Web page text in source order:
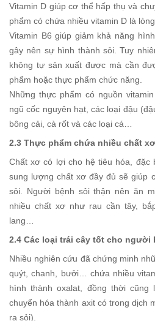
Vitamin D giúp cơ thể hấp thụ và
phẩm có chứa nhiều vitamin D là
Vitamin B6 giúp giảm khả năng
gây nên sự hình thành sỏi. Tuy
không tự sản xuất được mà cần
phẩm hoặc thực phẩm chức năng.
Những thực phẩm có nguồn
ngũ cốc nguyên hạt, các loại đậu
bông cải, cà rốt và các loại cá…
2.3 Thực phẩm chứa nhiều chất xơ
Chất xơ có lợi cho hệ tiêu hóa, đặc
sung lượng chất xơ đầy đủ sẽ giúp
sỏi. Người bệnh sỏi thận nên ăn
nhiều chất xơ như rau cần tây,
lang…
2.4 Các loại trái cây tốt cho người
Nhiều nghiên cứu đã chứng minh
quýt, chanh, bưởi… chứa nhiều
hình thành oxalat, đồng thời cũng
chuyển hóa thành axit có trong dịch
ra sỏi).